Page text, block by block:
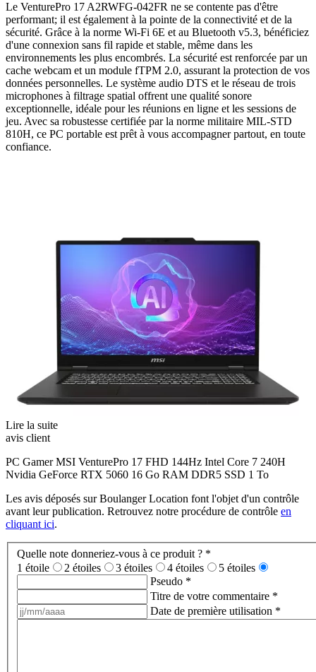
Le VenturePro 17 A2RWFG-042FR ne se contente pas d'être
performant; il est également à la pointe de la connectivité et de la
sécurité. Grâce à la norme Wi-Fi 6E et au Bluetooth v5.3, bénéficiez
d'une connexion sans fil rapide et stable, même dans les
environnements les plus encombrés. La sécurité est renforcée par un
cache webcam et un module fTPM 2.0, assurant la protection de vos
données personnelles. Le système audio DTS et le réseau de trois
microphones à filtrage spatial offrent une qualité sonore
exceptionnelle, idéale pour les réunions en ligne et les sessions de
jeu. Avec sa robustesse certifiée par la norme militaire MIL-STD
810H, ce PC portable est prêt à vous accompagner partout, en toute
confiance.
Lire la suite
avis client
PC Gamer MSI VenturePro 17 FHD 144Hz Intel Core 7 240H
Nvidia GeForce RTX 5060 16 Go RAM DDR5 SSD 1 To
Les avis déposés sur Boulanger Location font l'objet d'un contrôle
avant leur publication. Retrouvez notre procédure de contrôle en
cliquant ici.
Quelle note donneriez-vous à ce produit ? *
1 étoile
2 étoiles 3 étoiles 4 étoiles
5 étoiles
Pseudo *
Titre de votre commentaire *
Date de première utilisation *